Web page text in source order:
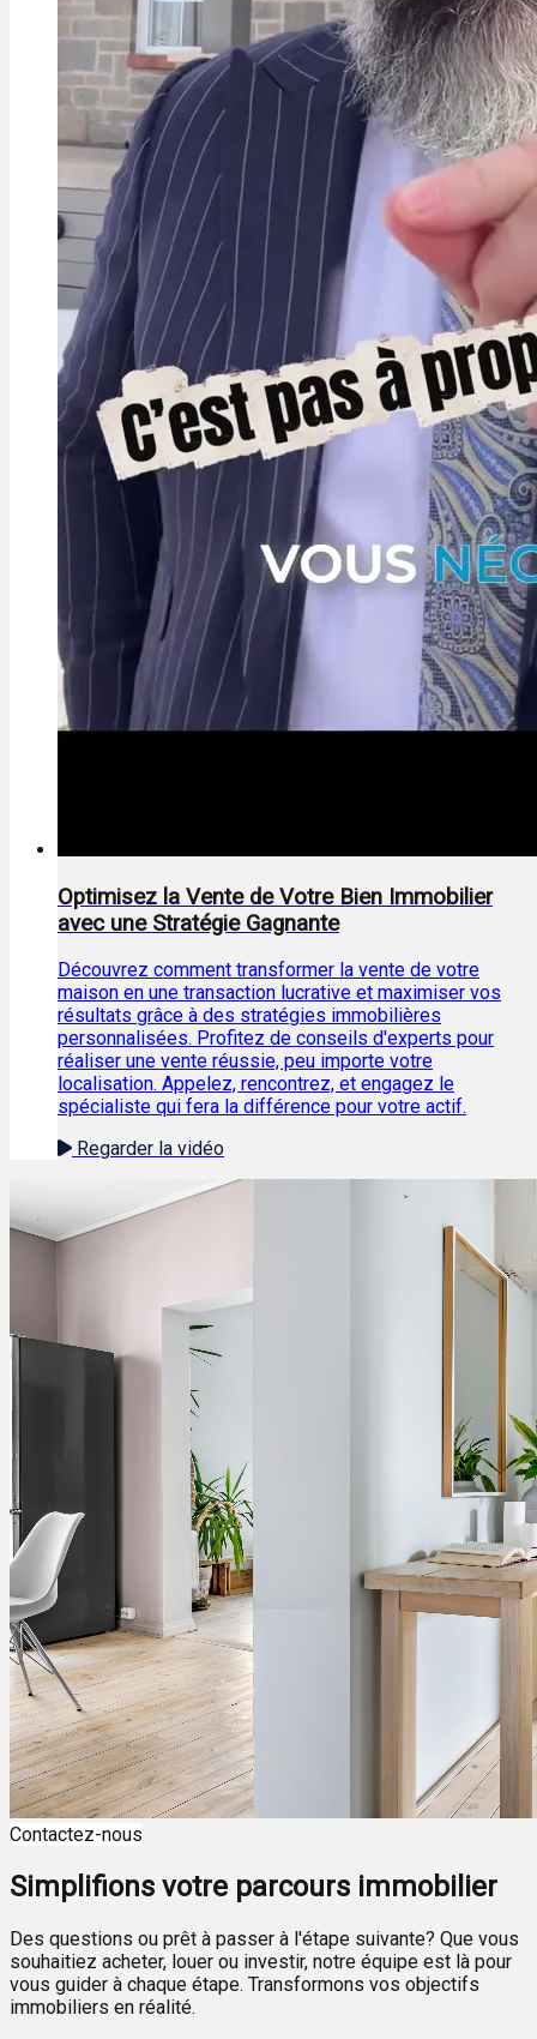
Optimisez la Vente de Votre Bien Immobilier
avec une Stratégie Gagnante
Découvrez comment transformer la vente de votre
maison en une transaction lucrative et maximiser vos
résultats grâce à des stratégies immobilières
personnalisées. Profitez de conseils d'experts pour
réaliser une vente réussie, peu importe votre
localisation. Appelez, rencontrez, et engagez le
spécialiste qui fera la différence pour votre actif.
Regarder la vidéo
Contactez-nous
Simplifions votre parcours immobilier
Des questions ou prêt à passer à l'étape suivante? Que vous
souhaitiez acheter, louer ou investir, notre équipe est là pour
vous guider à chaque étape. Transformons vos objectifs
immobiliers en réalité.